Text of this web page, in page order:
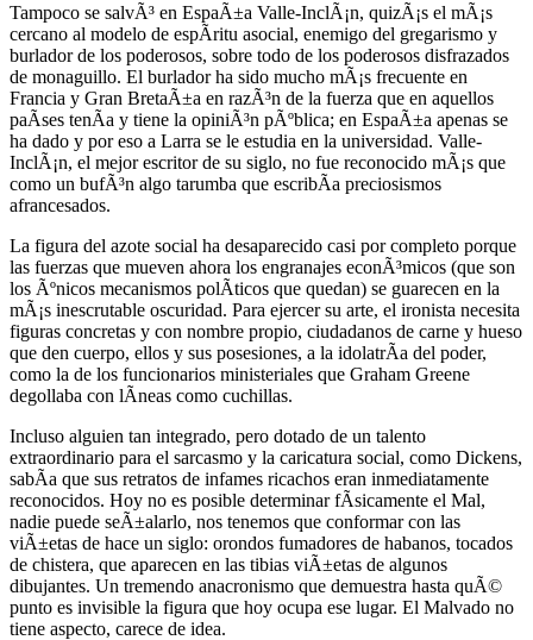
Tampoco se salvÃ³ en EspaÃ±a Valle-InclÃ¡n, quizÃ¡s el mÃ¡s
cercano al modelo de espÃ­ritu asocial, enemigo del gregarismo y
burlador de los poderosos, sobre todo de los poderosos disfrazados
de monaguillo. El burlador ha sido mucho mÃ¡s frecuente en
Francia y Gran BretaÃ±a en razÃ³n de la fuerza que en aquellos
paÃ­ses tenÃ­a y tiene la opiniÃ³n pÃºblica; en EspaÃ±a apenas se
ha dado y por eso a Larra se le estudia en la universidad. Valle-
InclÃ¡n, el mejor escritor de su siglo, no fue reconocido mÃ¡s que
como un bufÃ³n algo tarumba que escribÃ­a preciosismos
afrancesados.
La figura del azote social ha desaparecido casi por completo porque
las fuerzas que mueven ahora los engranajes econÃ³micos (que son
los Ãºnicos mecanismos polÃ­ticos que quedan) se guarecen en la
mÃ¡s inescrutable oscuridad. Para ejercer su arte, el ironista necesita
figuras concretas y con nombre propio, ciudadanos de carne y hueso
que den cuerpo, ellos y sus posesiones, a la idolatrÃ­a del poder,
como la de los funcionarios ministeriales que Graham Greene
degollaba con lÃ­neas como cuchillas.
Incluso alguien tan integrado, pero dotado de un talento
extraordinario para el sarcasmo y la caricatura social, como Dickens,
sabÃ­a que sus retratos de infames ricachos eran inmediatamente
reconocidos. Hoy no es posible determinar fÃ­sicamente el Mal,
nadie puede seÃ±alarlo, nos tenemos que conformar con las
viÃ±etas de hace un siglo: orondos fumadores de habanos, tocados
de chistera, que aparecen en las tibias viÃ±etas de algunos
dibujantes. Un tremendo anacronismo que demuestra hasta quÃ©
punto es invisible la figura que hoy ocupa ese lugar. El Malvado no
tiene aspecto, carece de idea.